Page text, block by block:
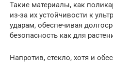
Такие материалы, как
из-за их устойчивости к
ударам, обеспечивая
безопасность как для
Напротив, стекло, хотя и